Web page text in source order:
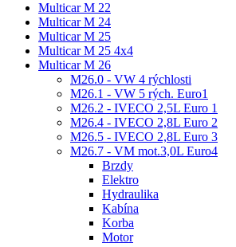
Multicar M 22
Multicar M 24
Multicar M 25
Multicar M 25 4x4
Multicar M 26
M26.0 - VW 4 rýchlosti
M26.1 - VW 5 rých. Euro1
M26.2 - IVECO 2,5L Euro 1
M26.4 - IVECO 2,8L Euro 2
M26.5 - IVECO 2,8L Euro 3
M26.7 - VM mot.3,0L Euro4
Brzdy
Elektro
Hydraulika
Kabína
Korba
Motor